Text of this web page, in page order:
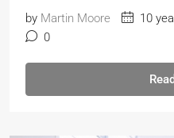
by Martin Moore 10
0